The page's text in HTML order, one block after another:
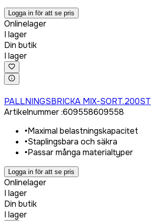
Logga in för att se pris
Onlinelager
I lager
Din butik
I lager
PALLNINGSBRICKA MIX-SORT.200ST
Artikelnummer:609558609558
•Maximal belastningskapacitet
•Staplingsbara och säkra
•Passar många materialtyper
Logga in för att se pris
Onlinelager
I lager
Din butik
I lager